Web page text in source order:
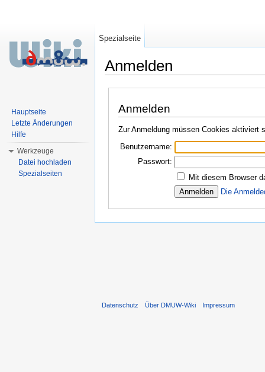
Anmelden
Anmelden
Zur Anmeldung müssen Cookies aktiviert
Benutzername:
Passwort:
Mit diesem Browser
Die
Spezialseite
Hauptseite
Letzte Änderungen
Hilfe
Werkzeuge
Datei hochladen
Spezialseiten
Datenschutz Über DMUW-Wiki Impressum